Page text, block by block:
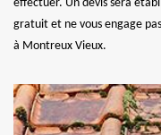
effectuer. Un devis sera
gratuit et ne vous engage
à Montreux Vieux.